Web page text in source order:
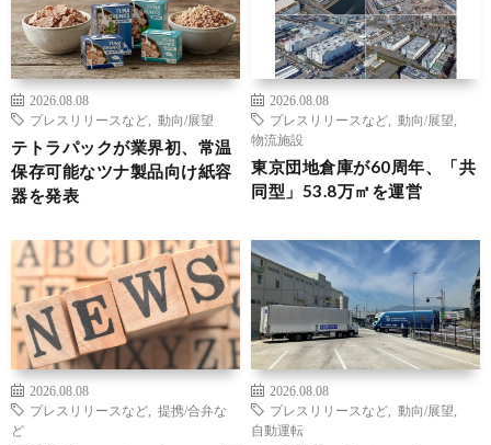
2026.08.08
プレスリリースなど
動向/展望
テトラパックが業界初、常温
保存可能なツナ製品向け紙容
器を発表
2026.08.08
プレスリリースなど
動向/展望
物流施設
東京団地倉庫が60周年、「共
同型」53.8万㎡を運営
2026.08.08
プレスリリースなど
提携/合弁な
ど
2026.08.08
プレスリリースなど
動向/展望
自動運転